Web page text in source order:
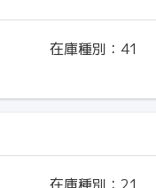
在庫種別： 41